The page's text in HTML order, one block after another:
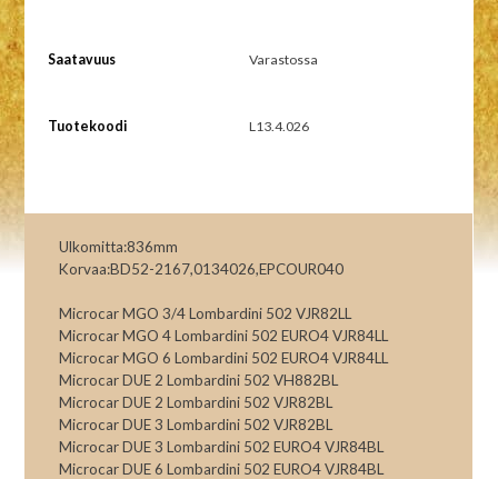
Saatavuus Varastossa
Tuotekoodi L13.4.026
Ulkomitta:836mm
Korvaa:BD52-2167,0134026,EPCOUR040
Microcar MGO 3/4 Lombardini 502 VJR82LL
Microcar MGO 4 Lombardini 502 EURO4 VJR84LL
Microcar MGO 6 Lombardini 502 EURO4 VJR84LL
Microcar DUE 2 Lombardini 502 VH882BL
Microcar DUE 2 Lombardini 502 VJR82BL
Microcar DUE 3 Lombardini 502 VJR82BL
Microcar DUE 3 Lombardini 502 EURO4 VJR84BL
Microcar DUE 6 Lombardini 502 EURO4 VJR84BL